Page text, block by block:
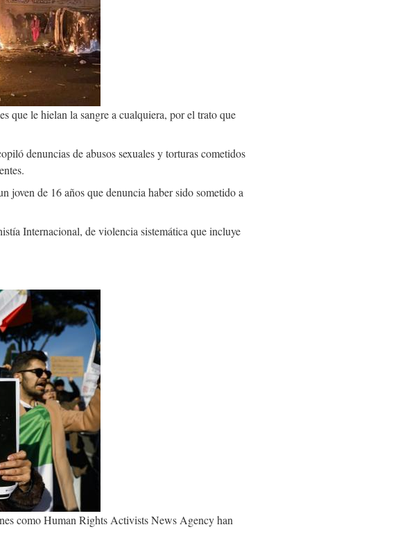
que le hielan la sangre a cualquiera, por el trato que
denuncias de abusos sexuales y torturas cometidos
joven de 16 años que denuncia haber sido sometido a
Internacional, de violencia sistemática que incluye
como Human Rights Activists News Agency han